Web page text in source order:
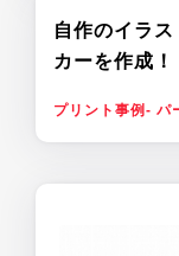
自作のイラ
カーを作成！
プリント事例- パ